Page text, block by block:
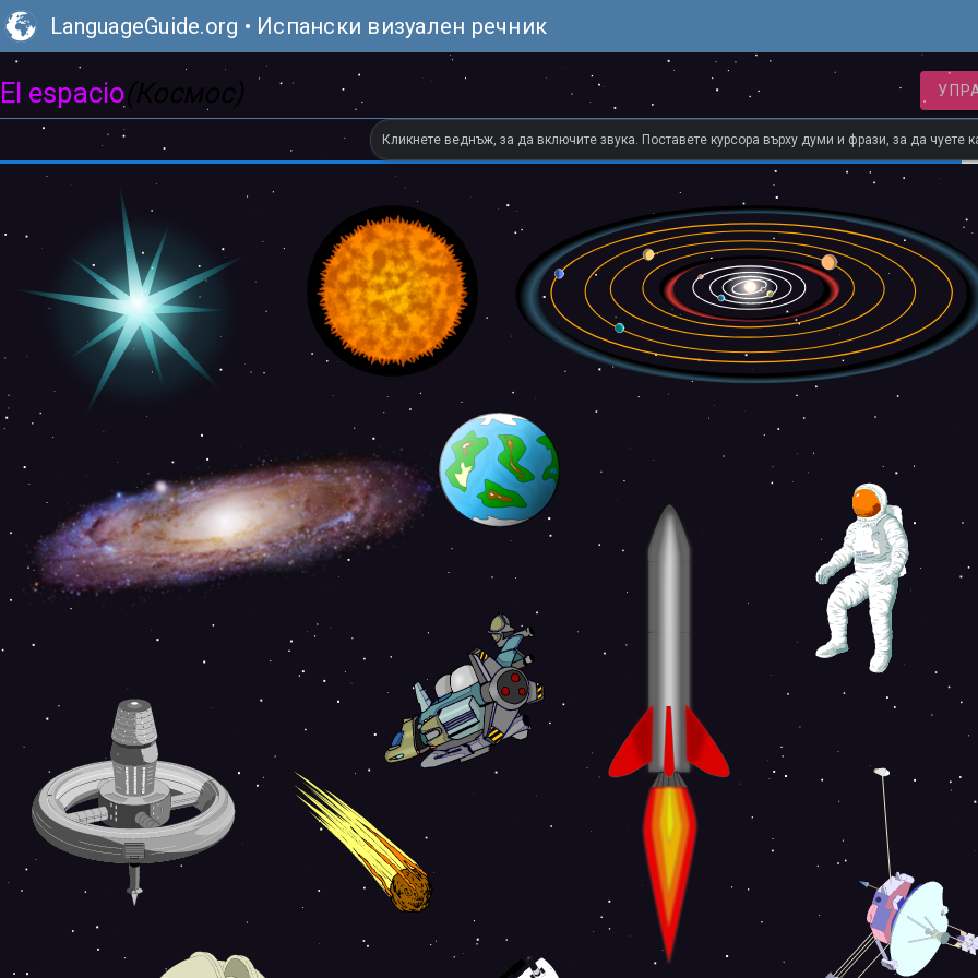
LanguageGuide.org • Испански визуален речник
El espacio(Космос)
Кликнете веднъж, за да включите звука. Поставете курсора върху думи и фрази, за да чуете